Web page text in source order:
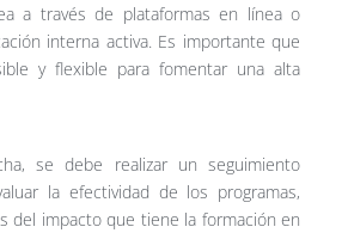
a través de plataformas en línea o
interna activa. Es importante que
y flexible para fomentar una alta
se debe realizar un seguimiento
la efectividad de los programas,
del impacto que tiene la formación en